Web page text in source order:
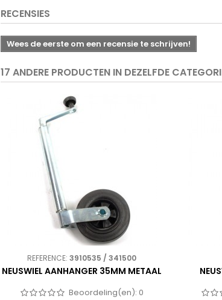
RECENSIES
Wees de eerste om een recensie te schrijven!
17 ANDERE PRODUCTEN IN DEZELFDE
REFERENCE:3910535 / 341500
NEUSWIEL AANHANGER 35MM METAAL
Beoordeling(en): 0